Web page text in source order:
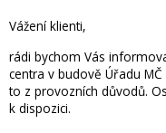
Vážení klienti,
rádi bychom Vás
centra v budově Úřadu
to z provozních důvodů.
k dispozici.